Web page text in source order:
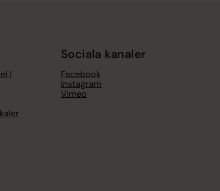
|
Sociala kanaler
Facebook
Instagram
Vimeo